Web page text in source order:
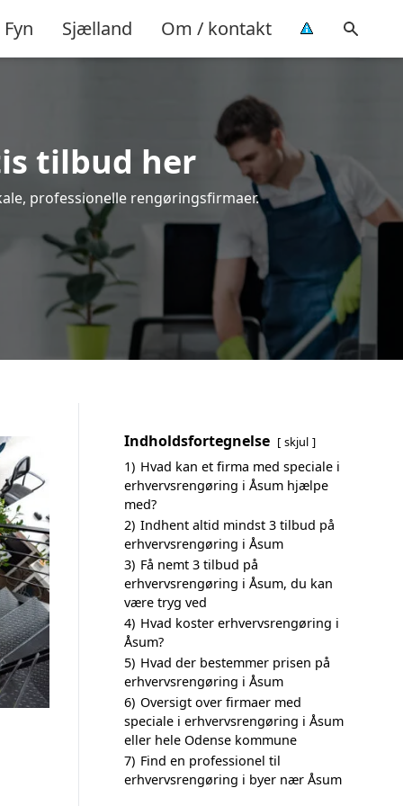
Fyn Sjælland Om / kontakt
tilbud her
professionelle rengøringsfirmaer.
Indholdsfortegnelse skjul
1) Hvad kan et firma med speciale i
erhvervsrengøring i Åsum hjælpe
med?
2) Indhent altid mindst 3 tilbud på
erhvervsrengøring i Åsum
3) Få nemt 3 tilbud på
erhvervsrengøring i Åsum, du kan
være tryg ved
4) Hvad koster erhvervsrengøring i
Åsum?
5) Hvad der bestemmer prisen på
erhvervsrengøring i Åsum
6) Oversigt over firmaer med
speciale i erhvervsrengøring i Åsum
eller hele Odense kommune
7) Find en professionel til
erhvervsrengøring i byer nær Åsum